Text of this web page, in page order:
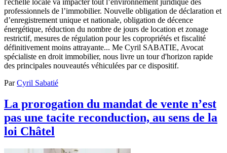
professionnels de l’immobilier. Nouvelle obligation de déclaration et
d’enregistrement unique et nationale, obligation de décence
énergétique, réduction du nombre de jours de location et zonage
restrictif, mesures de régulation pour les copropriétés et fiscalité
définitivement moins attrayante... Me Cyril SABATIE, Avocat
spécialiste en droit immobilier, nous livre un tour d'horizon rapide
des principales nouveautés véhiculées par ce dispositif.
ParCyril Sabatié
La prorogation du mandat de vente n’est
pas une tacite reconduction, au sens de la
loi Châtel